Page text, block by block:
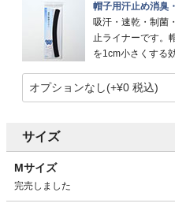
帽子用汗止め消臭
吸汗・速乾・制菌
止ライナーです。
を1cm小さくする
サイズ
Mサイズ
完売しました